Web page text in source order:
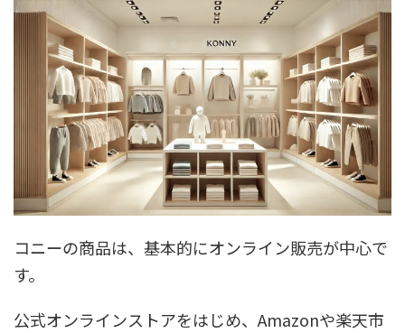
コニーの商品は、基本的にオンライン販売が中心で
す。
公式オンラインストアをはじめ、Amazonや楽天市